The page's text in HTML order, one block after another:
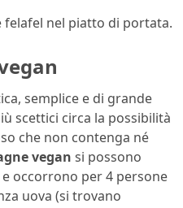
felafel nel piatto di portata.
semplice e di grande
scettici circa la possibilità
che non contenga né
vegan si possono
occorrono per 4 persone
uova (si trovano